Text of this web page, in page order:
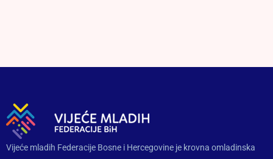
Vijeće mladih Federacije Bosne i Hercegovine je krovna omladinska